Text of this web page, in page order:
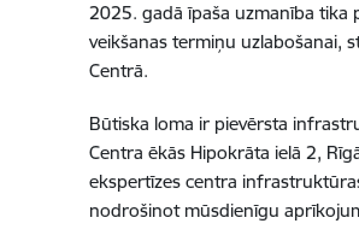
2025. gadā īpaša uzmanība tika
veikšanas termiņu uzlabošanai,
Centrā.
Būtiska loma ir pievērsta
Centra ēkās Hipokrāta ielā 2,
ekspertīzes centra
nodrošinot mūsdienīgu